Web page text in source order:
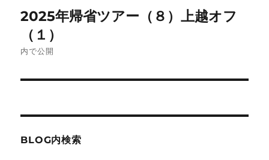
稿
ナ
ビ
2025年帰省ツアー（８）上越オフ
（１）
内で公開
BLOG内検索